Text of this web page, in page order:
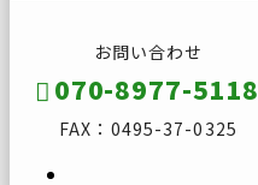
お問い合わせ
070-8977-5118
FAX：0495-37-0325